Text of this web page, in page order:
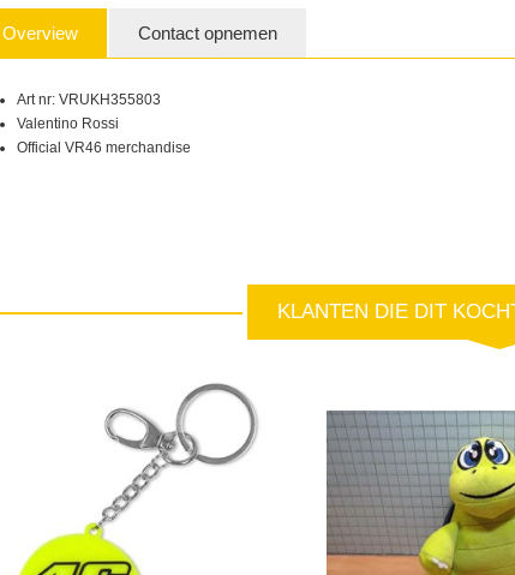
Overview Contact opnemen
Art nr: VRUKH355803
Valentino Rossi
Official VR46 merchandise
KLANTEN DIE DIT